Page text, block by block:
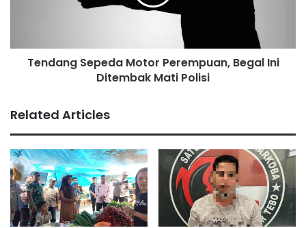
juga sudah tahu masalah ini, dan setuju kasus ini harus
Hingga kisah ini ditulis KataFakta, postingan @AdiKaguna
sudah dishare sebanyak 10 ribu kali, dikomentari 1.745 kali,
di dilike sebanyak 24 ribu kali.
Tendang Sepeda Motor Perempuan, Begal Ini
Ditembak Mati Polisi
Related Articles